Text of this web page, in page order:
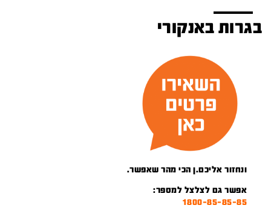
בגרות באנקורי
ונחזור אליכם.ן הכי מהר שאפשר.
אפשר גם לצלצל למספר:
1800-85-85-85